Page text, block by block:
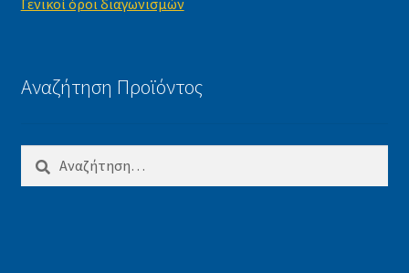
Γενικοί όροι διαγωνισμών
Αναζήτηση Προϊόντος
για: